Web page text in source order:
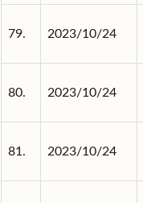
79. 2023/10/24
80. 2023/10/24
81. 2023/10/24